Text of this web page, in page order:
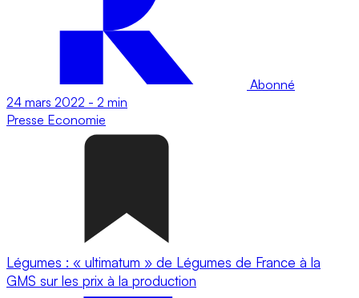
Abonné
24 mars 2022 - 2 min
Presse Economie
Légumes : « ultimatum » de Légumes de France à la
GMS sur les prix à la production